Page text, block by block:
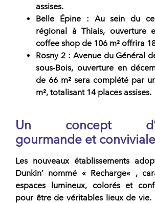
assises.
Belle Épine: Au sein du
régional à Thiais, ouverture
coffee shop de 106 m² offrira
Rosny 2: Avenue du Général
sous-Bois, ouverture en
de 66 m² sera complété par
m², totalisant 14 places assises.
Un concept
gourmande et conviviale
Les nouveaux établissements
Dunkin’ nommé « Recharge« ,
espaces lumineux, colorés et
pour être de véritables lieux de vie.